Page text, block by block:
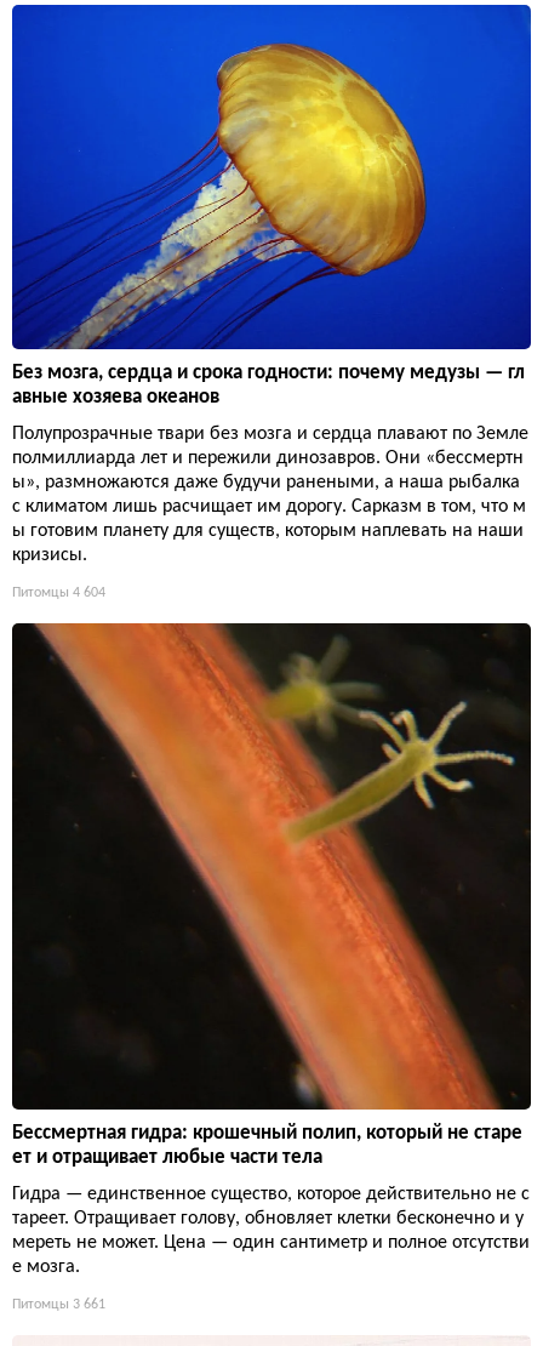
Без мозга, сердца и срока годности: почему медузы — гл
авные хозяева океанов
Полупрозрачные твари без мозга и сердца плавают по Земле
полмиллиарда лет и пережили динозавров. Они «бессмертн
ы», размножаются даже будучи ранеными, а наша рыбалка
с климатом лишь расчищает им дорогу. Сарказм в том, что м
ы готовим планету для существ, которым наплевать на наши
кризисы.
Питомцы 4 604
Бессмертная гидра: крошечный полип, который не старе
ет и отращивает любые части тела
Гидра — единственное существо, которое действительно не с
тареет. Отращивает голову, обновляет клетки бесконечно и у
мереть не может. Цена — один сантиметр и полное отсутстви
е мозга.
Питомцы 3 661